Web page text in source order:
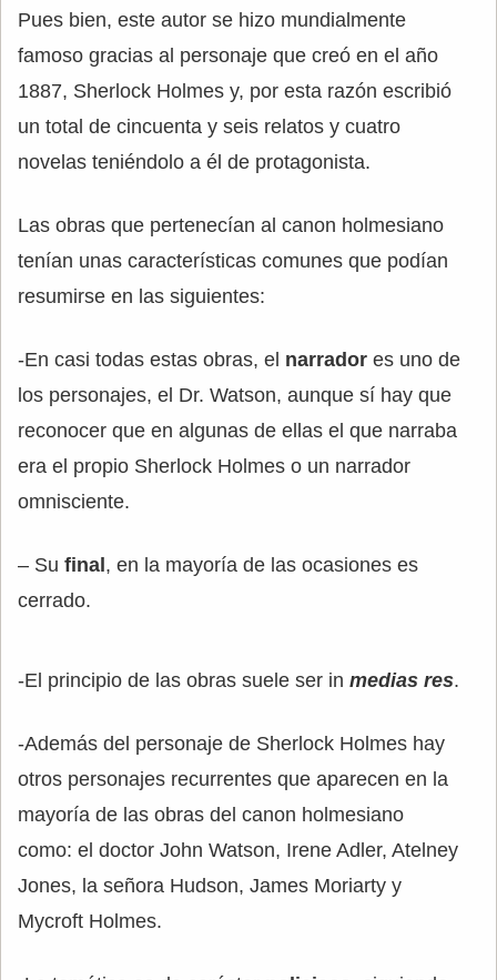
Pues bien, este autor se hizo mundialmente
famoso gracias al personaje que creó en el año
1887, Sherlock Holmes y, por esta razón escribió
un total de cincuenta y seis relatos y cuatro
novelas teniéndolo a él de protagonista.
Las obras que pertenecían al canon holmesiano
tenían unas características comunes que podían
resumirse en las siguientes:
-En casi todas estas obras, el narrador es uno de
los personajes, el Dr. Watson, aunque sí hay que
reconocer que en algunas de ellas el que narraba
era el propio Sherlock Holmes o un narrador
omnisciente.
– Su final , en la mayoría de las ocasiones es
cerrado.
-El principio de las obras suele ser in medias res.
-Además del personaje de Sherlock Holmes hay
otros personajes recurrentes que aparecen en la
mayoría de las obras del canon holmesiano
como: el doctor John Watson, Irene Adler, Atelney
Jones, la señora Hudson, James Moriarty y
Mycroft Holmes.